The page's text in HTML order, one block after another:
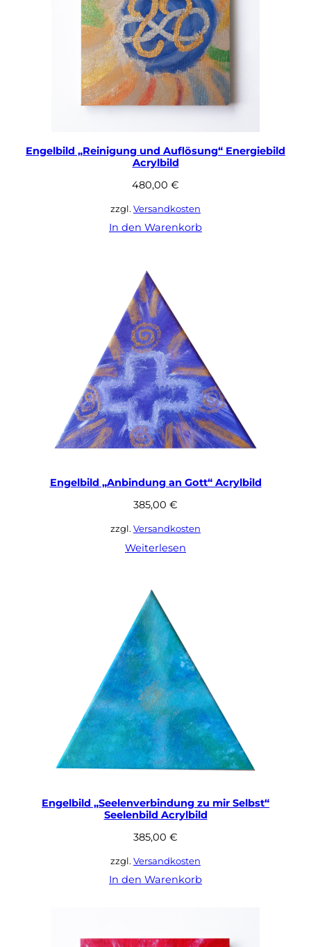
Engelbild „Reinigung und Auflösung“ Energiebild
Acrylbild
480,00 €
zzgl. Versandkosten
In den Warenkorb
Engelbild „Anbindung an Gott“ Acrylbild
385,00 €
zzgl. Versandkosten
Weiterlesen
Engelbild „Seelenverbindung zu mir Selbst“
Seelenbild Acrylbild
385,00 €
zzgl. Versandkosten
In den Warenkorb